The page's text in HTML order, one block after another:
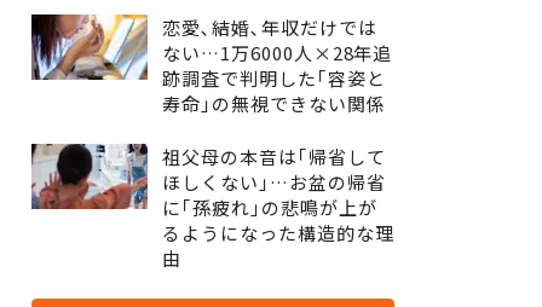
恋愛､結婚､年収だけでは
ない…1万6000人×28年追
跡調査で判明した｢容姿と
寿命｣の無視できない関係
祖父母の本音は｢帰省して
ほしくない｣…お盆の帰省
に｢孫疲れ｣の悲鳴が上が
るようになった構造的な理
由